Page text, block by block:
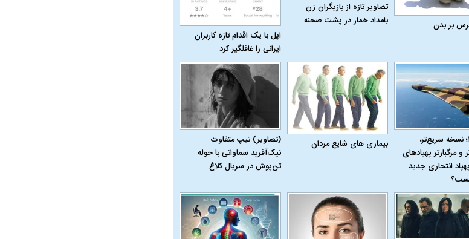
بر بدن
تصاویر تازه از بازیگران زن
بامداد خمار در پشت صحنه
اپل با یک اقدام تازه کاربران
ایرانی را غافلگیر کرد
حدید ۱۱۰؛ نسخه سریع‌تر،
و مرگبارتر پهپادهای
انتحاری جدید
بیماری‌ های شایع مردان
(تصاویر) تیپ متفاوت
نیک‌آفرید سماواتی با حوله
تن‌پوش در سریال کلاغ
عزاداری ماه محرم در فرهنگ
تاریخ ایران
عزاداری ماه محرم در دوران قاجار چگونه
انجام می‌شد؟
مردی که سر خم نکرد؟ | غلامرضا تختی و